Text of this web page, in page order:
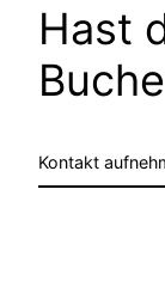
Hast
Kontakt